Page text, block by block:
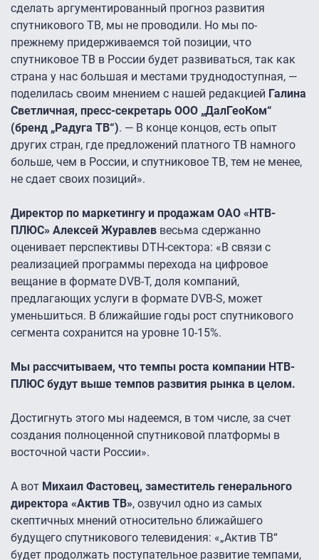
сделать аргументированный прогноз развития
спутникового ТВ, мы не проводили. Но мы по-
прежнему придерживаемся той позиции, что
спутниковое ТВ в России будет развиваться, так как
страна у нас большая и местами труднодоступная, —
поделилась своим мнением с нашей редакцией Галина
Светличная, пресс-секретарь ООО „ДалГеоКом“
(бренд „Радуга ТВ“). — В конце концов, есть опыт
других стран, где предложений платного ТВ намного
больше, чем в России, и спутниковое ТВ, тем не менее,
не сдает своих позиций».
Директор по маркетингу и продажам ОАО «НТВ-
ПЛЮС» Алексей Журавлев весьма сдержанно
оценивает перспективы DTH-сектора: «В связи с
реализацией программы перехода на цифровое
вещание в формате DVB-T, доля компаний,
предлагающих услуги в формате DVB-S, может
уменьшиться. В ближайшие годы рост спутникового
сегмента сохранится на уровне 10-15%.
Мы рассчитываем, что темпы роста компании НТВ-
ПЛЮС будут выше темпов развития рынка в целом.
Достигнуть этого мы надеемся, в том числе, за счет
создания полноценной спутниковой платформы в
восточной части России».
А вот Михаил Фастовец, заместитель генерального
директора «Актив ТВ», озвучил одно из самых
скептичных мнений относительно ближайшего
будущего спутникового телевидения: «„Актив ТВ“
будет продолжать поступательное развитие темпами,